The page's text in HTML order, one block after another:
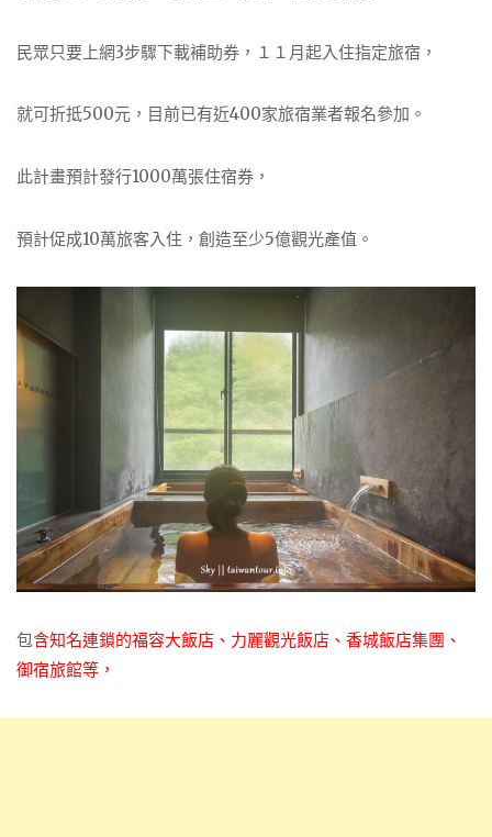
民眾只要上網3步驟下載補助券，１１月起入住指定旅宿，
就可折抵500元，目前已有近400家旅宿業者報名參加。
此計畫預計發行1000萬張住宿券，
預計促成10萬旅客入住，創造至少5億觀光產值。
包含知名連鎖的福容大飯店、力麗觀光飯店、香城飯店集團、
御宿旅館等，